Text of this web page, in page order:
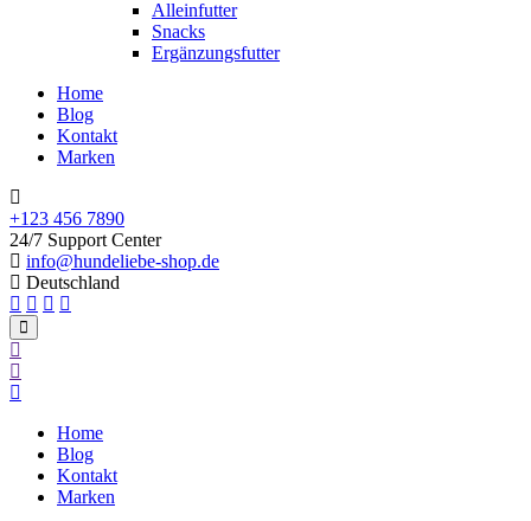
Alleinfutter
Snacks
Ergänzungsfutter
Home
Blog
Kontakt
Marken
+123 456 7890
24/7 Support Center
info@hundeliebe-shop.de
Deutschland
Home
Blog
Kontakt
Marken